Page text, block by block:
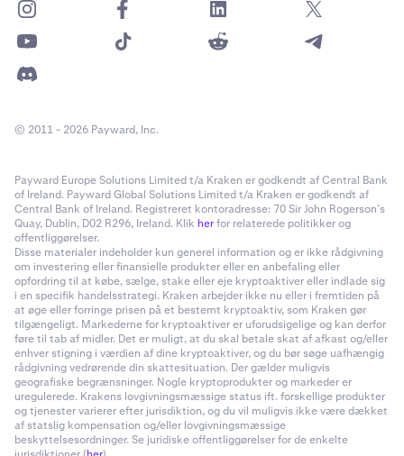
© 2011 - 2026 Payward, Inc.
Payward Europe Solutions Limited t/a Kraken er godkendt af Central Bank
of Ireland. Payward Global Solutions Limited t/a Kraken er godkendt af
Central Bank of Ireland. Registreret kontoradresse: 70 Sir John Rogerson’s
Quay, Dublin, D02 R296, Ireland. Klik herfor relaterede politikker og
offentliggørelser.
Disse materialer indeholder kun generel information og er ikke rådgivning
om investering eller finansielle produkter eller en anbefaling eller
opfordring til at købe, sælge, stake eller eje kryptoaktiver eller indlade sig
i en specifik handelsstrategi. Kraken arbejder ikke nu eller i fremtiden på
at øge eller forringe prisen på et bestemt kryptoaktiv, som Kraken gør
tilgængeligt. Markederne for kryptoaktiver er uforudsigelige og kan derfor
føre til tab af midler. Det er muligt, at du skal betale skat af afkast og/eller
enhver stigning i værdien af dine kryptoaktiver, og du bør søge uafhængig
rådgivning vedrørende din skattesituation. Der gælder muligvis
geografiske begrænsninger. Nogle kryptoprodukter og markeder er
uregulerede. Krakens lovgivningsmæssige status ift. forskellige produkter
og tjenester varierer efter jurisdiktion, og du vil muligvis ikke være dækket
af statslig kompensation og/eller lovgivningsmæssige
beskyttelsesordninger. Se juridiske offentliggørelser for de enkelte